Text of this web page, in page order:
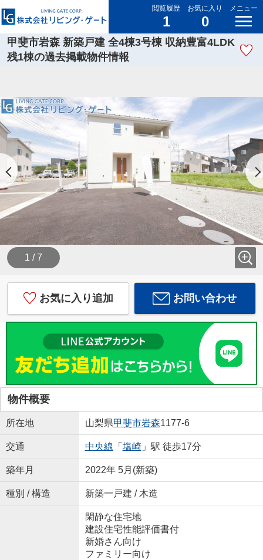
閲覧履歴
1
お気に入り
0
メニュー
甲斐市岩森 新築戸建 全4棟3号棟 収納豊富4LDK
残1棟の過去掲載物件情報
1 / 7
お気に入り追加 お問い合わせ
物件概要
所在地 山梨県甲斐市岩森1177-6
交通 中央線 「 塩崎」駅 徒歩17分
築年月 2022年 5月(新築)
種別 / 構造 新築一戸建 / 木造
閑静な住宅地
建設住宅性能評価書付
新婚さん向け
ファミリー向け